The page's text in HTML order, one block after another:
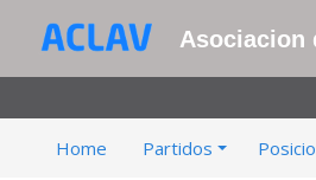
Asociacion
Home Partidos